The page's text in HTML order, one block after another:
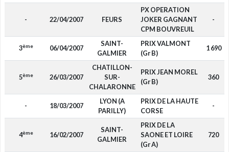
- 22/04/2007 FEURS
PX OPERATION
JOKER GAGNANT
CPM BOUVREUIL
-
3ème 06/04/2007
SAINT-
GALMIER
PRIX VALMONT
(Gr B)
1 690
5ème 26/03/2007
CHATILLON-
SUR-
CHALARONNE
PRIX JEAN MOREL
(Gr B)
360
- 18/03/2007
LYON (A
PARILLY)
PRIX DE LA HAUTE
CORSE
-
4ème 16/02/2007
SAINT-
GALMIER
PRIX DE LA
SAONE ET LOIRE
(Gr A)
720